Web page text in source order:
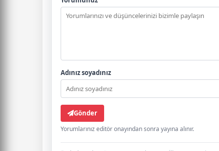
Adınız soyadınız
Gönder
Yorumlarınız editör onayından sonra yayına alınır.